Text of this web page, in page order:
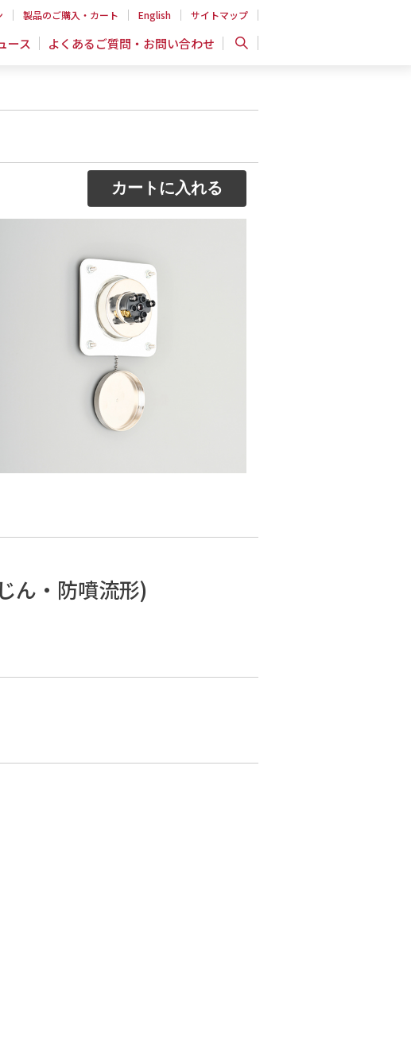
製品のご購入・カート English サイトマップ
ース よくあるご質問・お問い合わせ
ん・防噴流形)